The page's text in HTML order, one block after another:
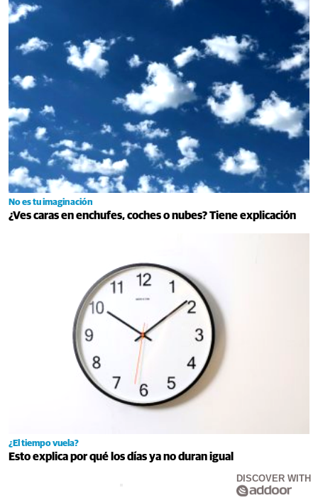
No es tu imaginación
¿Ves caras en enchufes, coches o nubes? Tiene explicación
¿El tiempo vuela?
Esto explica por qué los días ya no duran igual
DISCOVER WITH